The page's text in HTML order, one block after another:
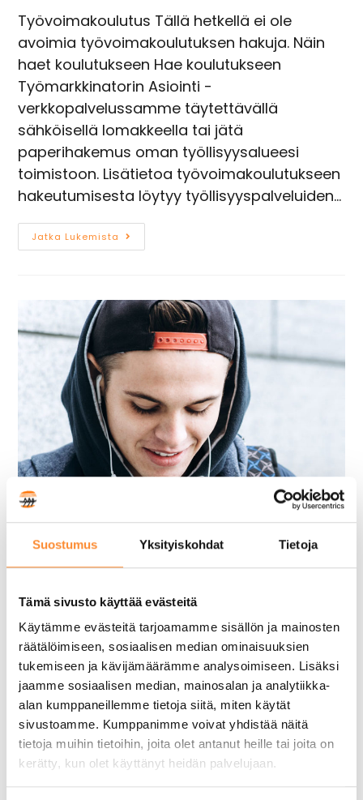
Suostumus Yksityiskohdat Tietoja
Tämä sivusto käyttää evästeitä
Käytämme evästeitä tarjoamamme sisällön ja mainosten
räätälöimiseen, sosiaalisen median ominaisuuksien
tukemiseen ja kävijämäärämme analysoimiseen. Lisäksi
jaamme sosiaalisen median, mainosalan ja analytiikka-
alan kumppaneillemme tietoja siitä, miten käytät
sivustoamme. Kumppanimme voivat yhdistää näitä
tietoja muihin tietoihin, joita olet antanut heille tai joita on
kerätty, kun olet käyttänyt heidän palvelujaan.
Työvoimakoulutus Tällä hetkellä ei ole
avoimia työvoimakoulutuksen hakuja. Näin
haet koulutukseen Hae koulutukseen
Työmarkkinatorin Asiointi -
verkkopalvelussamme täytettävällä
sähköisellä lomakkeella tai jätä
paperihakemus oman työllisyysalueesi
toimistoon. Lisätietoa työvoimakoulutukseen
hakeutumisesta löytyy työllisyyspalveluiden…
Jatka Lukemista
Nuoriso- ja
yhteisöohjaaja
4 kesäkuun, 2019